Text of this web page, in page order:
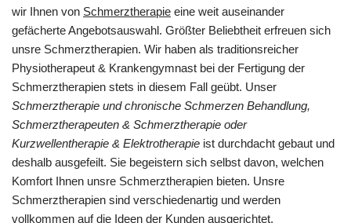
wir Ihnen von Schmerztherapie eine weit auseinander
gefächerte Angebotsauswahl. Größter Beliebtheit erfreuen sich
unsre Schmerztherapien. Wir haben als traditionsreicher
Physiotherapeut & Krankengymnast bei der Fertigung der
Schmerztherapien stets in diesem Fall geübt. Unser
Schmerztherapie und chronische Schmerzen Behandlung,
Schmerztherapeuten & Schmerztherapie oder
Kurzwellentherapie & Elektrotherapie ist durchdacht gebaut und
deshalb ausgefeilt. Sie begeistern sich selbst davon, welchen
Komfort Ihnen unsre Schmerztherapien bieten. Unsre
Schmerztherapien sind verschiedenartig und werden
vollkommen auf die Ideen der Kunden ausgerichtet.